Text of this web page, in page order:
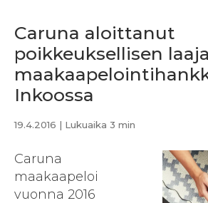
Caruna aloittanut
poikkeuksellisen
Inkoossa
19.4.2016 | Lukuaika 3 min
Caruna
maakaapeloi
vuonna 2016